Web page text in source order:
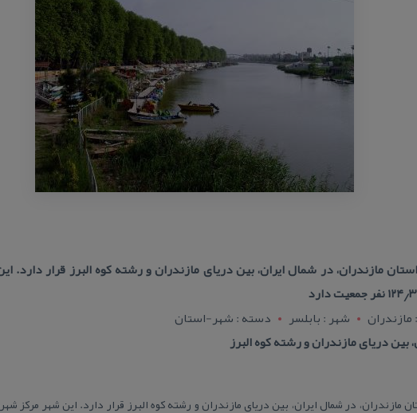
مازندران، در شمال ایران، بین دریای مازندران و رشته كوه البرز قرار
شهر : بابلسر
دسته : شهر-استان
دریای مازندران و رشته كوه البرز
مازندران، در شمال ایران، بین دریای مازندران و رشته كوه البرز قرار دارد. این شهر مركز